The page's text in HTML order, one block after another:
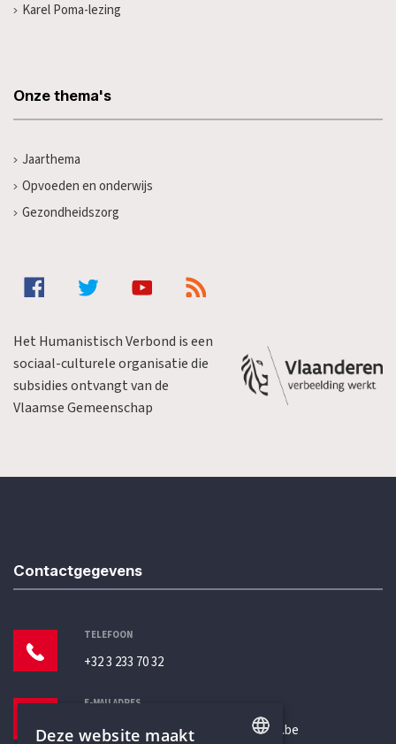
Karel Poma-lezing
Onze thema's
Jaarthema
Opvoeden en onderwijs
Gezondheidszorg
Het Humanistisch Verbond is een
sociaal-culturele organisatie die
subsidies ontvangt van de
Vlaamse Gemeenschap
Contactgegevens
TELEFOON
+32 3 233 70 32
E-MAILADRES
secretariaat@humanistischverbond.be
Deze website maakt